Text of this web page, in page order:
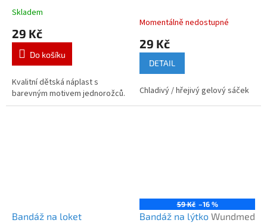
náplasti jednorožec
Průměrné
produktu
5,0
5
hvězdiček.
Skladem
29 Kč
Do košíku
Kvalitní dětská náplast s
barevným motivem jednorožců.
8,5x12cm
Momentálně nedostupné
29 Kč
DETAIL
Chladivý / hřejivý gelový sáček
Bandáž na loket
59 Kč –16 %
Bandáž na lýtko Wundmed